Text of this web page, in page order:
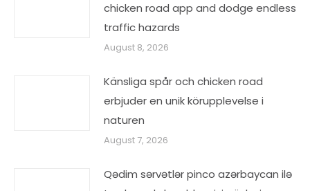
chicken road app and dodge endless
traffic hazards
August 8, 2026
Känsliga spår och chicken road
erbjuder en unik körupplevelse i
naturen
August 7, 2026
Qədim sərvətlər pinco azərbaycan ilə